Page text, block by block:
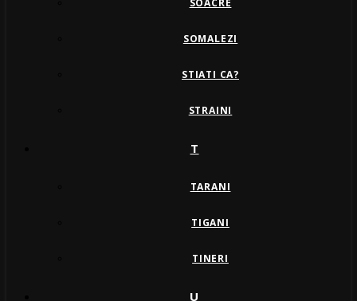
SOACRE
SOMALEZI
STIATI CA?
STRAINI
T
TARANI
TIGANI
TINERI
U